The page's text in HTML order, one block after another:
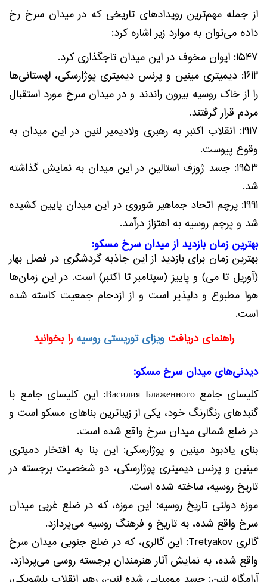
از جمله مهم‌ترین رویدادهای تاریخی که در میدان سرخ رخ
داده می‌توان به موارد زیر اشاره کرد:
1547: ایوان مخوف در این میدان تاجگذاری کرد.
1612: دیمیتری مینین و پرنس دیمیتری پوژارسکی، لهستانی‌ها
را از خاک روسیه بیرون راندند و در میدان سرخ مورد استقبال
مردم قرار گرفتند.
1917: انقلاب اکتبر به رهبری ولادیمیر لنین در این میدان به
وقوع پیوست.
1953: جسد ژوزف استالین در این میدان به نمایش گذاشته
شد.
1991: پرچم اتحاد جماهیر شوروی در این میدان پایین کشیده
شد و پرچم روسیه به اهتزاز درآمد.
بهترین زمان بازدید از میدان سرخ مسکو:
بهترین زمان برای بازدید از این جاذبه گردشگری در فصل بهار
(آوریل تا می) و پاییز (سپتامبر تا اکتبر) است. در این زمان‌ها
هوا مطبوع و دلپذیر است و از ازدحام جمعیت کاسته شده
است.
راهنمای دریافتویزای توریستی روسیه را بخوانید
دیدنی‌های میدان سرخ مسکو:
کلیسای جامع Василия Блаженного: این کلیسای جامع با
گنبدهای رنگارنگ خود، یکی از زیباترین بناهای مسکو است و
در ضلع شمالی میدان سرخ واقع شده است.
بنای یادبود مینین و پوژارسکی: این بنا به افتخار دمیتری
مینین و پرنس دیمیتری پوژارسکی، دو شخصیت برجسته در
تاریخ روسیه، ساخته شده است.
موزه دولتی تاریخ روسیه: این موزه، که در ضلع غربی میدان
سرخ واقع شده، به تاریخ و فرهنگ روسیه می‌پردازد.
گالری Tretyakov: این گالری، که در ضلع جنوبی میدان سرخ
واقع شده، به نمایش آثار هنرمندان برجسته روسی می‌پردازد.